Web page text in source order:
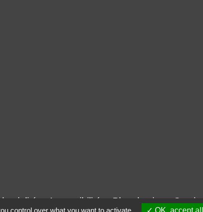
Accessibilité Plan du site -
control over what you want to activate OK, accept all